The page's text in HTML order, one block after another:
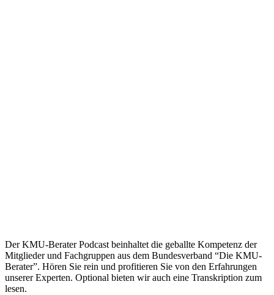
Der KMU-Berater Podcast beinhaltet die geballte Kompetenz der
Mitglieder und Fachgruppen aus dem Bundesverband “Die KMU-
Berater”. Hören Sie rein und profitieren Sie von den Erfahrungen
unserer Experten. Optional bieten wir auch eine Transkription zum
lesen.